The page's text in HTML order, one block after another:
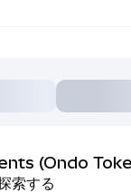
(Ondo
索する